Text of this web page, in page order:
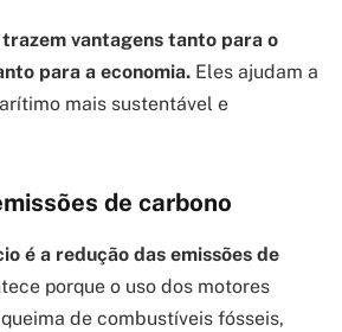
vantagens tanto para o
para a economia. Eles ajudam a
mais sustentável e
de carbono
é a redução das emissões de
porque o uso dos motores
de combustíveis fósseis,